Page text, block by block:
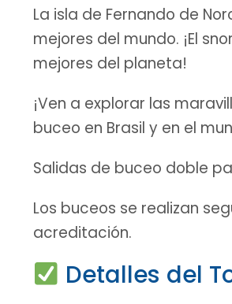
La isla de Fernando de
mejores del mundo. ¡El
mejores del planeta!
¡Ven a explorar las
buceo en Brasil y en el
Salidas de buceo doble
Los buceos se realizan
acreditación.
Detalles del